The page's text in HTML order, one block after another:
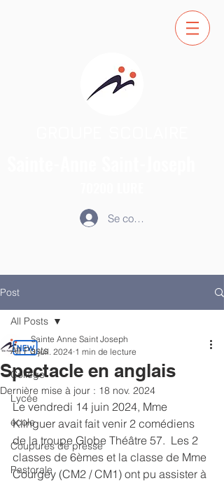
Se connecter
Post
All Posts
Collège
Lycée
école
Coupures de presse
Pastorale
All Posts
Spectacle en anglais
Sainte Anne Saint Joseph
3 juil. 2024 1 min de lecture
Dernière mise à jour : 18 nov. 2024
Le vendredi 14 juin 2024, Mme
Klinguer avait fait venir 2 comédiens
de la troupe Globe Théâtre 57.  Les 2
classes de 6èmes et la classe de Mme
Courgey (CM2 / CM1) ont pu assister à